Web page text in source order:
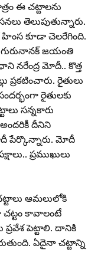
ఈ చట్టాలను
తెలుపుతున్నారు.
హింస కూడా చెలరేగింది.
జయంతి
నరేంద్ర మోదీ.. కొత్త
ప్రకటించారు. రైతులు
రైతులకు
సన్నకారు
దీనిని
పేర్కొన్నారు. మోదీ
ప్రముఖులు
ఆమలులోకి
చట్టం కావాలంటే
ప్రవేశ పెట్టాలి. దానికి
ఏదైనా చట్టాన్ని